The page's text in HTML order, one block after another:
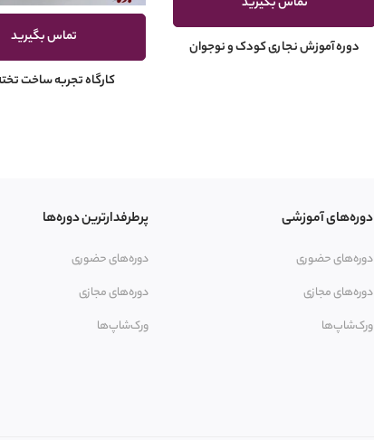
دوره آموزش نجاری کودک و نوجوان تماس بگیرید
کارگاه تجربه ساخت
دوره‌های آموزشی
دوره‌های حضوری
دوره‌های مجازی
ورک‌شاپ‌ها
پرطرفدارترین دوره‌ها
دوره‌های حضوری
دوره‌های مجازی
ورک‌شاپ‌ها